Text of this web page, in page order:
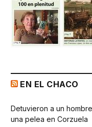
EN EL CHACO
Detuvieron a un
una pelea en Corzuela